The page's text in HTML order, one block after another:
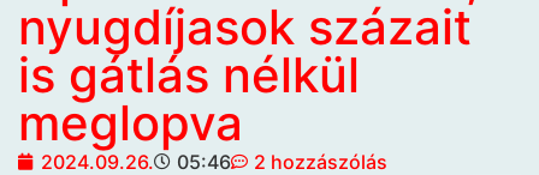
nyugdíjasok százait
is gátlás nélkül
meglopva
2024.09.26. 05:46 2 hozzászólás